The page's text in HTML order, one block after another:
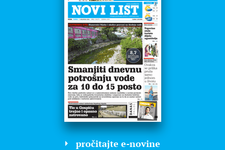
pročitajte e-novine